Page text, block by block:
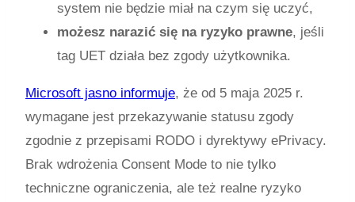
system nie będzie miał na czym się uczyć,
możesz narazić się na ryzyko prawne, jeśli
tag UET działa bez zgody użytkownika.
Microsoft jasno informuje, że od 5 maja 2025 r.
wymagane jest przekazywanie statusu zgody
zgodnie z przepisami RODO i dyrektywy ePrivacy.
Brak wdrożenia Consent Mode to nie tylko
techniczne ograniczenia, ale też realne ryzyko